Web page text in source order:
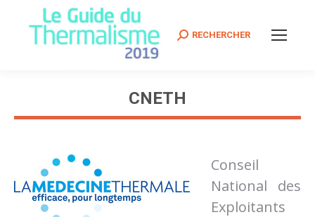
Search:
RECHERCHER
CNETH
Vous êtes ici :
Conseil
National des
Exploitants